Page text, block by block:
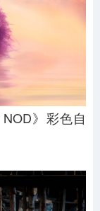
》彩色自